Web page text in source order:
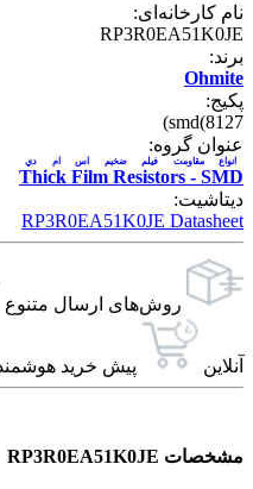
نام کارخانه‌ای:
RP3R0EA51K0JE
برند:
Ohmite
پکیج:
smd(8127)
عنوان گروه:
Thick Film Resistors - SMD
انواع مقاومت فیلم ضخیم اس ام دي
دیتاشیت:
RP3R0EA51K0JE Datasheet
روش‌های ارسال‌ متنوع
آنلاین پیش خرید
مشخصات RP3R0EA51K0JE